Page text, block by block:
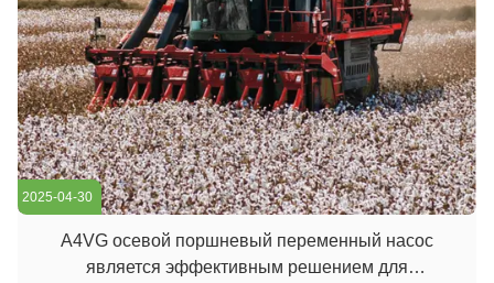
2025-04-30
A4VG осевой поршневый переменный насос
является эффективным решением для